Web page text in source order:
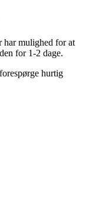
har mulighed for at
for 1-2 dage.
hurtig